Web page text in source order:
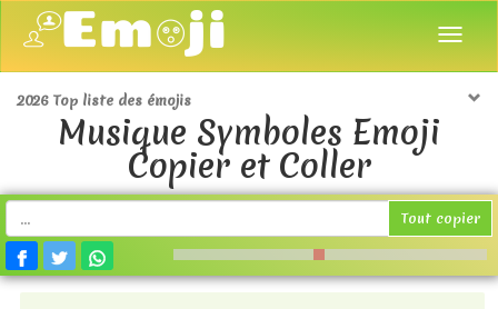
2026 Top liste des émojis
Musique Symboles Emoji
Copier et Coller
Tout copier